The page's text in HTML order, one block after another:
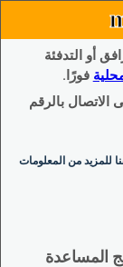
أو التدفئة
فورًا.
الاتصال بالرقم
للمزيد من المعلومات
المساعدة